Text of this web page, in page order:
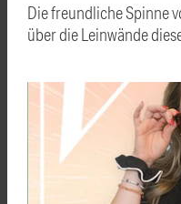
Die freundliche Spinne
über die Leinwände